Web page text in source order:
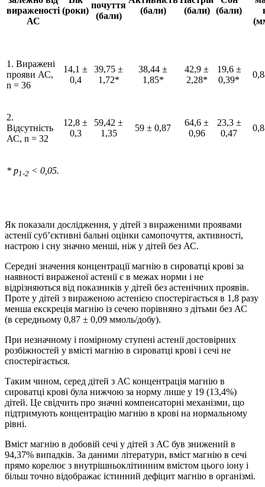
вираженості
АС
(роки)
почуття
(бали)
(бали)
(бали)
(бали)
1. Виражені
прояви АС,
n = 36
14,1 ±
0,4
39,75 ±
1,72*
38,44 ±
1,85*
42,9 ±
2,28*
19,6 ±
0,39*
2.
Відсутність
АС, n = 32
12,8 ±
0,3
59,42 ±
1,35
59 ± 0,87
64,6 ±
0,96
23,3 ±
0,47
* р1-2 < 0,05.
Як показали дослідження, у дітей з вираженими проявами
астенії суб’єктивні бальні оцінки самопочуття, активності,
настрою і сну значно менші, ніж у дітей без АС.
Середні значення концентрації магнію в сироватці крові за
наявності вираженої астенії є в межах норми і не
відрізняються від показників у дітей без астенічних проявів.
Проте у дітей з вираженою астенією спостерігається в 1,8 разу
менша екскреція магнію із сечею порівняно з дітьми без АС
(в середньому 0,87 ± 0,09 ммоль/добу).
При незначному і помірному ступені астенії достовірних
розбіжностей у вмісті магнію в сироватці крові і сечі не
спостерігається.
Таким чином, серед дітей з АС концентрація магнію в
сироватці крові була нижчою за норму лише у 19 (13,4%)
дітей. Це свідчить про значні компенсаторні механізми, що
підтримують концентрацію магнію в крові на нормальному
рівні.
Вміст магнію в добовій сечі у дітей з АС був знижений в
94,37% випадків. За даними літератури, вміст магнію в сечі
прямо корелює з внутрішньоклітинним вмістом цього іону і
більш точно відображає істинний дефіцит магнію в організмі.